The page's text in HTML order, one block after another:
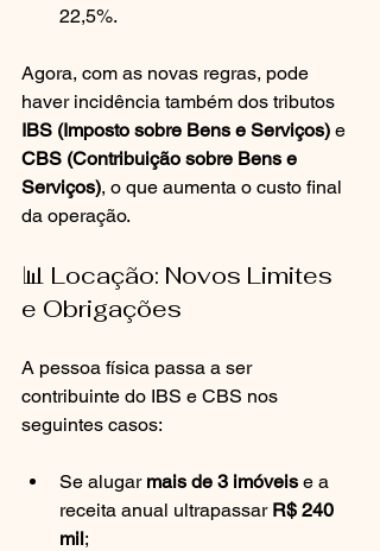
22,5%.
Agora, com as novas regras, pode
haver incidência também dos tributos
IBS (Imposto sobre Bens e Serviços) e
CBS (Contribuição sobre Bens e
Serviços), o que aumenta o custo final
da operação.
📊 Locação: Novos Limites
e Obrigações
A pessoa física passa a ser
contribuinte do IBS e CBS nos
seguintes casos:
Se alugar mais de 3 imóveis e a
receita anual ultrapassar R$ 240
mil;